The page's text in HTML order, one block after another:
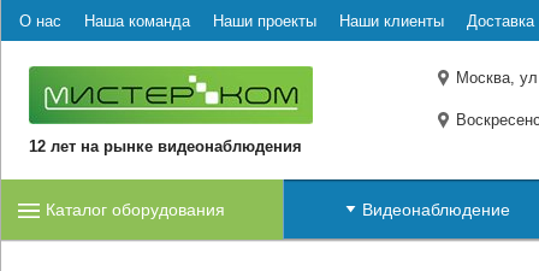
О нас Наша команда Наши проекты Наши клиенты Доставка
12 лет на рынке видеонаблюдения
Москва,
Каталог оборудования Видеонаблюдение